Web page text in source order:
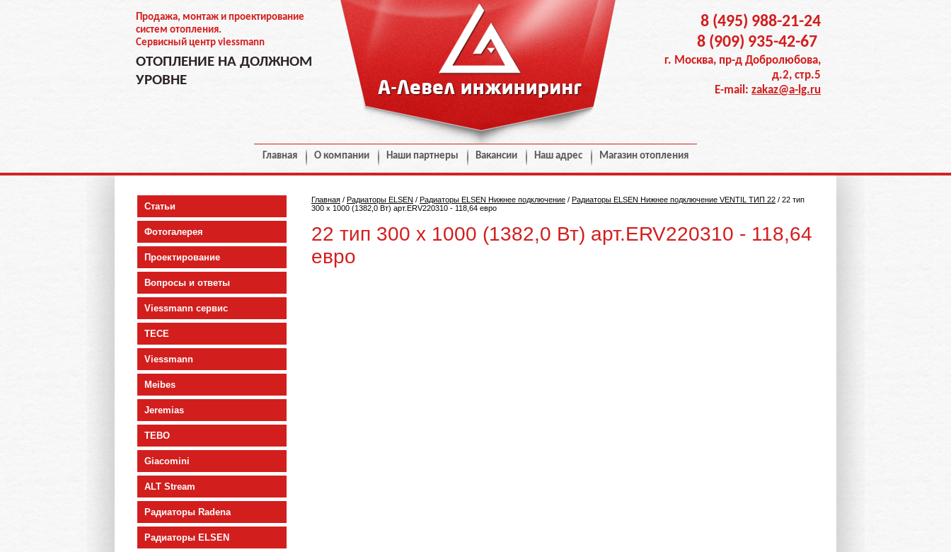
Главная О компании Наши партнеры Вакансии Наш адрес Магазин отопления
Продажа, монтаж и проектирование
систем отопления.
Сервисный центр viessmann
ОТОПЛЕНИЕ НА ДОЛЖНОМ
УРОВНЕ
8 (495) 988-21-24
8 (909) 935-42-67
г. Москва, пр-д Добролюбова,
д.2, стр.5
E-mail: zakaz@a-lg.ru
Статьи
Фотогалерея
Проектирование
Вопросы и ответы
Viessmann сервис
TECE
Viessmann
Meibes
Jeremias
TEBO
Giacomini
ALT Stream
Радиаторы Radena
Радиаторы ELSEN
Главная / Радиаторы ELSEN / Радиаторы ELSEN Нижнее подключение / Радиаторы ELSEN Нижнее подключение VENTIL ТИП 22 / 22 тип
300 х 1000 (1382,0 Вт) арт.ERV220310 - 118,64 евро
22 тип 300 х 1000 (1382,0 Вт) арт.ERV220310 - 118,64
евро